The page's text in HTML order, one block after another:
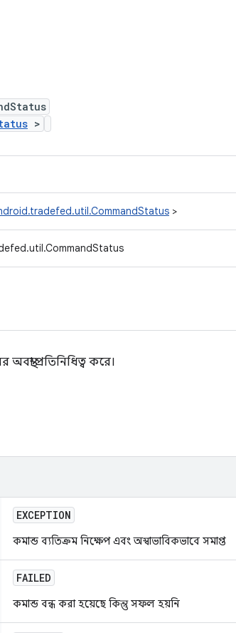
>
>
প্রতিনিধিত্ব করে।
EXCEPTION
কমান্ড ব্যতিক্রম নিক্ষেপ এবং অস্বাভাবিকভাবে সমাপ্ত
FAILED
কমান্ড বন্ধ করা হয়েছে কিন্তু সফল হয়নি